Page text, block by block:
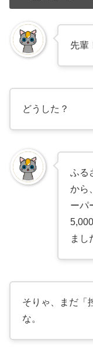
先輩
どうした？
ふる
から
ーパ
まし
そりゃ、まだ「
な。